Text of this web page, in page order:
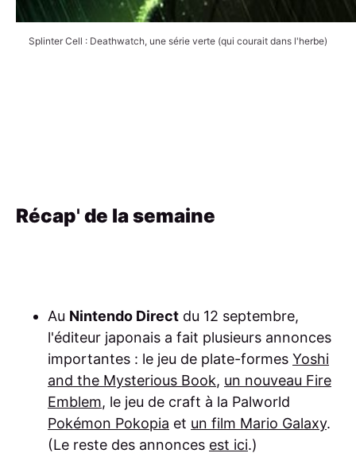
Splinter Cell : Deathwatch, une série verte (qui courait dans l'herbe)
Récap' de la semaine
Au Nintendo Direct du 12 septembre,
l'éditeur japonais a fait plusieurs annonces
importantes : le jeu de plate-formes Yoshi
and the Mysterious Book, un nouveau Fire
Emblem, le jeu de craft à la Palworld
Pokémon Pokopia et un film Mario Galaxy.
(Le reste des annonces est ici.)